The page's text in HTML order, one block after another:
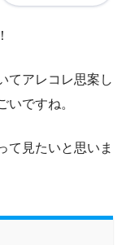
てアレコレ思案し
いですね。
て見たいと思いま